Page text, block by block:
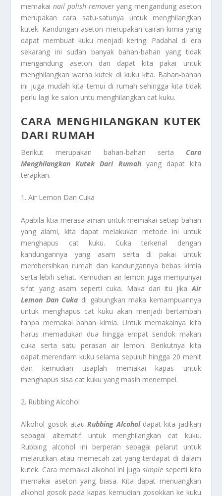
memakainail polish removeryang mengandung aseton
merupakan cara satu-satunya untuk menghilangkan
kutek. Kandungan aseton merupakan cairan kimia yang
dapat membuat kuku menjadi kering. Padahal di era
sekarang ini sudah banyak bahan-bahan yang tidak
mengandung aseton dan dapat kita pakai untuk
menghilangkan warna kutek di kuku kita. Bahan-bahan
ini juga mudah kita temui di rumah sehingga kita tidak
perlu lagi ke salon untu menghilangkan cat kuku.
CARA MENGHILANGKAN KUTEK
DARI RUMAH
Berikut merupakan bahan-bahan serta Cara
Menghilangkan Kutek Dari Rumahyang dapat kita
terapkan.
1. Air Lemon Dan Cuka
Apabila ktia merasa aman untuk memakai setiap bahan
yang alami, kita dapat melakukan metode ini untuk
menghapus cat kuku. Cuka terkenal dengan
kandungannya yang asam serta di pakai untuk
membersihkan rumah dan kandungannya bebas kimia
serta lebih sehat. Kemudian air lemon juga mempunyai
sifat yang asam seperti cuka. Maka dari itu jika Air
Lemon Dan Cuka di gabungkan maka kemampuannya
untuk menghapus cat kuku akan menjadi bertambah
tanpa memakai bahan kimia. Untuk memakainya kita
harus memadukan dua hingga empat sendok makan
cuka serta satu perasan air lemon. Berikutnya kita
dapat merendam kuku selama sepuluh hingga 20 menit
dan kemudian usaplah memakai kapas untuk
menghapus sisa cat kuku yang masih menempel.
2. Rubbing Alcohol
Alkohol gosok atauRubbing Alcoholdapat kita jadikan
sebagai alternatif untuk menghilangkan cat kuku.
Rubbing alcohol ini berperan sebagai pelarut untuk
melarutkan atau memecah zat yang terdapat di dalam
kutek. Cara memakai alkohol ini jugasimple seperti kita
memakai aseton yang biasa. Kita dapat menuangkan
alkohol gosok pada kapas kemudian gosokkan ke kuku